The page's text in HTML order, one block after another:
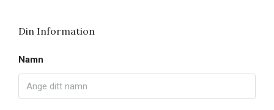
Din Information
Namn